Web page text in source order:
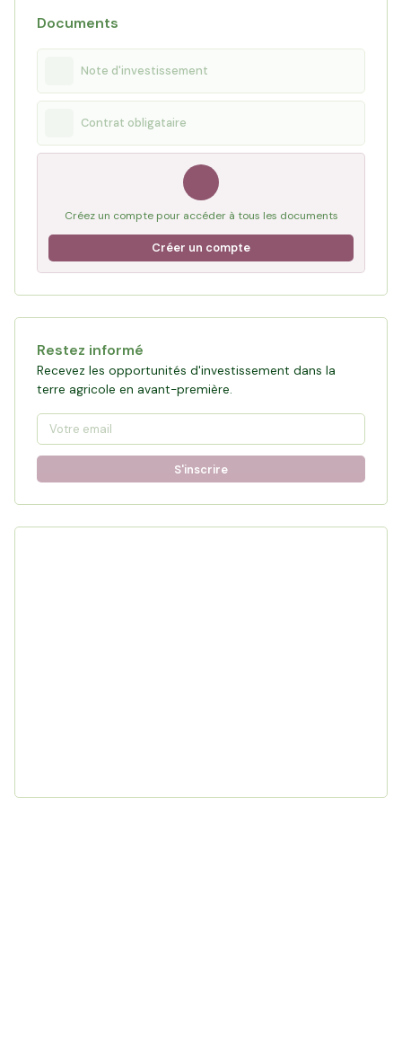
Documents
Note d'investissement
Contrat obligataire
Créez un compte pour accéder à tous les documents
Créer un compte
Restez informé
Recevez les opportunités d'investissement dans la
terre agricole en avant-première.
S'inscrire